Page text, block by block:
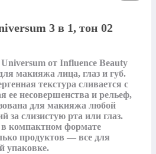
3 в 1, тон 02
от Influence Beauty
макияжа лица, глаз и губ.
текстура сливается с
ее несовершенства и рельеф,
для макияжа любой
за слизистую рта или глаз.
компактном формате
продуктов — все для
упаковке.